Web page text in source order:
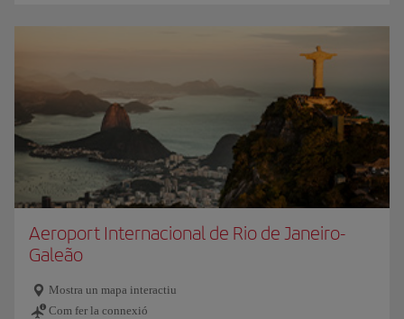
Aeroport Internacional de Rio de Janeiro-
Galeão
Mostra un mapa interactiu
Com fer la connexió